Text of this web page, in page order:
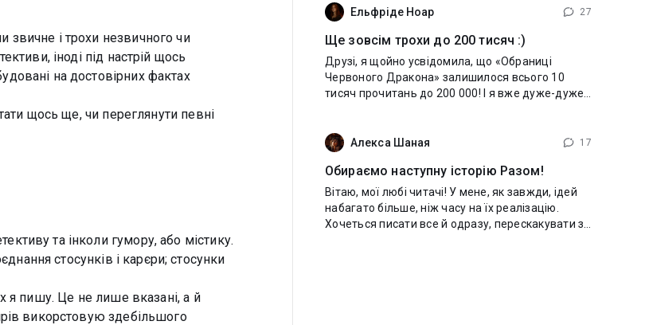
і трохи незвичного чи
іноді під настрій щось
на достовірних фактах
щось ще, чи переглянути певні
та інколи гумору, або містику.
стосунків і карєри; стосунки
я пишу. Це не лише вказані, а й
викорстовую здебільшого
Ельфріде Ноар
27
Ще зовсім трохи до 200 тисяч :)
Друзі, я щойно усвідомила, що «Обраниці
Червоного Дракона» залишилося всього 10
тисяч прочитань до 200 000! І я вже дуже-дуже
вподобайки,
Алекса Шаная 17
Обираємо наступну історію Разом!
Вітаю, мої любі читачі! У мене, як завжди, ідей
набагато більше, ніж часу на їх реалізацію.
Хочеться писати все й одразу, перескакувати з